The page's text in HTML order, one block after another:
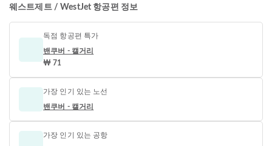
웨스트제트 / WestJet 항공편 정보
독점 항공편 특가
밴쿠버 - 캘거리
₩ 71
가장 인기 있는 노선
밴쿠버 - 캘거리
가장 인기 있는 공항